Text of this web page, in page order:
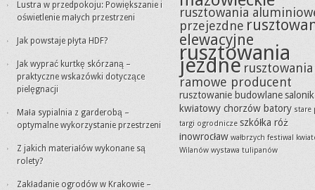
Lustra w przedpokoju: Powiększanie i
oświetlenie małych przestrzeni
Jak powstaje płyta HDF?
Jak wyprać kurtkę skórzaną –
praktyczne wskazówki dotyczące
pielęgnacji
Mała sypialnia z garderobą –
optymalne wykorzystanie przestrzeni
Z jakich materiałów wykonane są
rolety?
Zakładanie ogrodów w Krakowie –
rusztowania
przejezdne
elewacyjne
rusztowania
jezdne rusztowania
ramowe producent
rusztowanie budowlanesalonik
kwiatowy chorzów batory stare
targi ogrodnicze szkółka róż
inowrocław wałbrzych festiwal
Wilanów wystawa tulipanów